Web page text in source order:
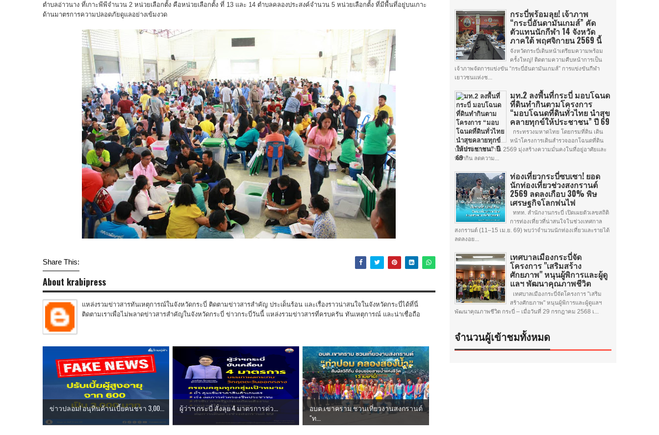
ตำบลอ่าวนาง ที่เกาะพีพีจำนวน 2 หน่วยเลือกตั้ง คือหน่วยเลือกตั้ง ที่ 13 และ 14 ตำบลคลองประสงค์จำนวน 5 หน่วยเลือกตั้ง ที่มีพื้นที่อยู่บนเกาะ
ด้านมาตรการความปลอดภัยดูแลอย่างเข้มงวด
Share This:
About krabipress
แหล่งรวมข่าวสารทันเหตุการณ์ในจังหวัดกระบี่ ติดตามข่าวสารสำคัญ ประเด็นร้อน และเรื่องราวน่าสนใจในจังหวัดกระบี่ได้ที่นี่
ติดตามเราเพื่อไม่พลาดข่าวสารสำคัญในจังหวัดกระบี่ ข่าวกระบี่วันนี้ แหล่งรวมข่าวสารที่ครบครัน ทันเหตุการณ์ และน่าเชื่อถือ
ข่าวปลอม! อนุทินค้านเบี้ยคนชรา 3,00... ผู้ว่าฯ กระบี่ สั่งลุย 4 มาตรการด่ว...
อบต.เขาคราม ชวนเที่ยวงานสงกรานต์
"ท...
กระบี่พร้อมลุย! เจ้าภาพ
“กระบี่อันดามันเกมส์” คัด
ตัวแทนนักกีฬา 14 จังหวัด
ภาคใต้ พฤศจิกายน 2569 นี้
จังหวัดกระบี่เดินหน้าเตรียมความพร้อม
ครั้งใหญ่! ติดตามความคืบหน้าการเป็น
เจ้าภาพจัดการแข่งขัน “กระบี่อันดามันเกมส์” การแข่งขันกีฬา
เยาวชนแห่งช...
มท.2 ลงพื้นที่กระบี่ มอบโฉนด
ที่ดินทำกินตามโครงการ
“มอบโฉนดที่ดินทั่วไทย นำสุข
คลายทุกข์ให้ประชาชน” ปี 69
กระทรวงมหาดไทย โดยกรมที่ดิน เดิน
หน้าโครงการเดินสำรวจออกโฉนดที่ดิน
ประจำปีงบประมาณ 2569 มุ่งสร้างความมั่นคงในที่อยู่อาศัยและ
ที่ทำกิน ลดความ...
ท่องเที่ยวกระบี่ซบเซา! ยอด
นักท่องเที่ยวช่วงสงกรานต์
2569 ลดลงเกือบ 30% พิษ
เศรษฐกิจโลกพ่นไฟ
ททท. สำนักงานกระบี่ เปิดเผยตัวเลขสถิติ
การท่องเที่ยวที่น่าสนใจในช่วงเทศกาล
สงกรานต์ (11–15 เม.ย. 69) พบว่าจำนวนนักท่องเที่ยวและรายได้
ลดลงอย...
เทศบาลเมืองกระบี่จัด
โครงการ "เสริมสร้าง
ศักยภาพ" หนุนผู้พิการและผู้ดู
แลฯ พัฒนาคุณภาพชีวิต
เทศบาลเมืองกระบี่จัดโครงการ "เสริม
สร้างศักยภาพ" หนุนผู้พิการและผู้ดูแลฯ
พัฒนาคุณภาพชีวิต กระบี่ – เมื่อวันที่ 29 กรกฎาคม 2568 เ...
จำนวนผู้เข้าชมทั้งหมด